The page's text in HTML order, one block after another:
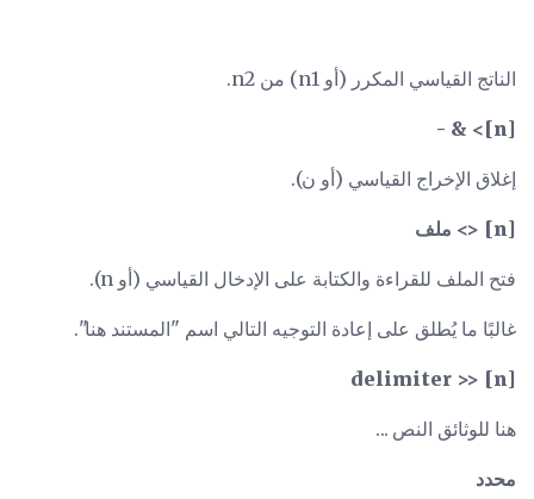
الناتج القياسي المكرر (أو n1) من n2.
[n]> & -
إغلاق الإخراج القياسي (أو ن).
[n] <> ملف
فتح الملف للقراءة والكتابة على الإدخال القياسي (أو n).
غالبًا ما يُطلق على إعادة التوجيه التالي اسم "المستند هنا".
[n] << delimiter
هنا للوثائق النص ...
محدد